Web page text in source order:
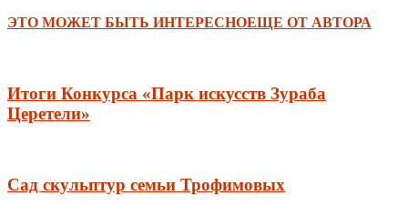
ЭТО МОЖЕТ БЫТЬ ИНТЕРЕСНОЕЩЕ ОТ АВТОРА
Итоги Конкурса «Парк искусств Зураба
Церетели»
Сад скульптур семьи Трофимовых